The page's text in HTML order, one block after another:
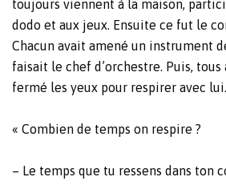
toujours viennent à la maison,
dodo et aux jeux. Ensuite ce fut le
Chacun avait amené un instrument
faisait le chef d’orchestre. Puis, tous
fermé les yeux pour respirer avec lui.
« Combien de temps on respire ?
– Le temps que tu ressens dans ton